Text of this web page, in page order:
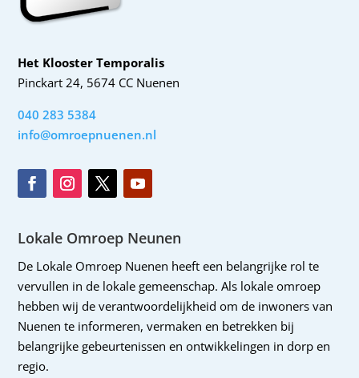
Het Klooster Temporalis
Pinckart 24, 5674 CC Nuenen
040 283 5384
info@omroepnuenen.nl
Lokale Omroep Neunen
De Lokale Omroep Nuenen heeft een belangrijke rol te
vervullen in de lokale gemeenschap. Als lokale omroep
hebben wij de verantwoordelijkheid om de inwoners van
Nuenen te informeren, vermaken en betrekken bij
belangrijke gebeurtenissen en ontwikkelingen in dorp en
regio.